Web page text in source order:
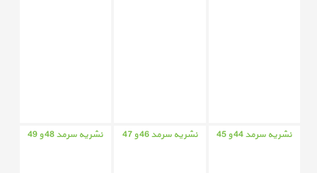
نشریه سرمد 44 و 45 نشریه سرمد 46 و 47 نشریه سرمد 48 و 49